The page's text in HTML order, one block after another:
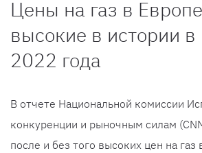
Цены на газ в
высокие в истории в
2022 года
В отчете Национальной комиссии
конкуренции и рыночным силам
после и без того высоких цен на